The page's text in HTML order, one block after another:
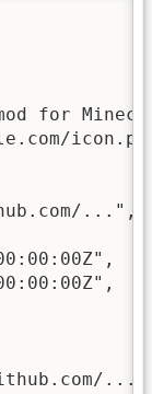
for
...",
..."